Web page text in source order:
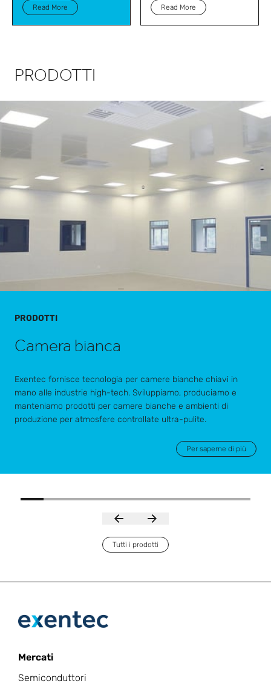
Read More
distribuzione.
Read More
PRODOTTI
PRODOTTI
Camera bianca
Exentec fornisce tecnologia per camere bianche chiavi in
mano alle industrie high-tech. Sviluppiamo, produciamo e
manteniamo prodotti per camere bianche e ambienti di
produzione per atmosfere controllate ultra-pulite.
Per saperne di più
Tutti i prodotti
Mercati
Semiconduttori